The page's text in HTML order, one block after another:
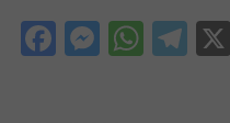
Facebook